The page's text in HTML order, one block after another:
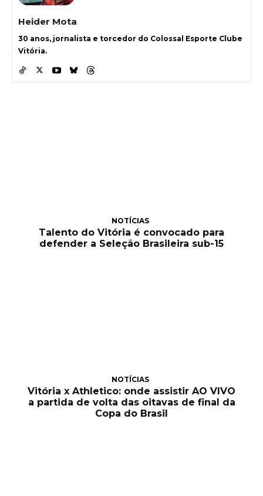
Heider Mota
30 anos, jornalista e torcedor do Colossal Esporte Clube
Vitória.
NOTÍCIAS
Talento do Vitória é convocado para
defender a Seleção Brasileira sub-15
NOTÍCIAS
Vitória x Athletico: onde assistir AO VIVO
a partida de volta das oitavas de final da
Copa do Brasil